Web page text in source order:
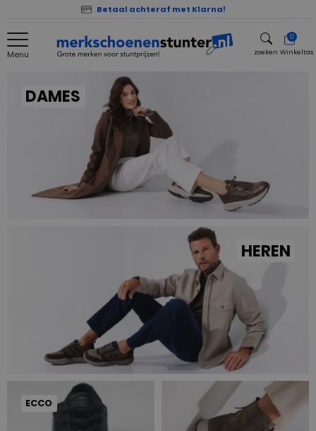
Betaal achteraf met Klarna!
Menu zoeken
0
Winkeltas
DAMES
HEREN
ECCO